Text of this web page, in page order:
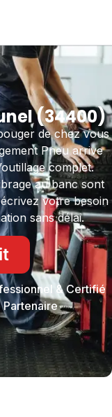
(34400)
de chez vous
Pneu arrive
complet.
au banc sont
votre besoin
sans délai.
& Certifié
Partenaire